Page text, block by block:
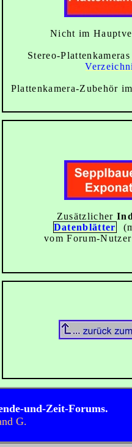
Nicht im
Stereo-
Plattenkamera-Zubehör im
Zusätzlicher
Datenblätter
vom Forum-
und-Zeit-Forums.
G.